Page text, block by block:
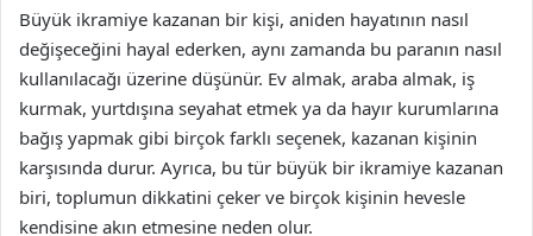
Büyük ikramiye kazanan bir kişi, aniden hayatının nasıl
değişeceğini hayal ederken, aynı zamanda bu paranın nasıl
kullanılacağı üzerine düşünür. Ev almak, araba almak, iş
kurmak, yurtdışına seyahat etmek ya da hayır kurumlarına
bağış yapmak gibi birçok farklı seçenek, kazanan kişinin
karşısında durur. Ayrıca, bu tür büyük bir ikramiye kazanan
biri, toplumun dikkatini çeker ve birçok kişinin hevesle
kendisine akın etmesine neden olur.